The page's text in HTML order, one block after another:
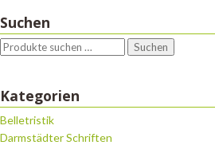
Suchen
Suchen
Kategorien
Belletristik
Darmstädter Schriften